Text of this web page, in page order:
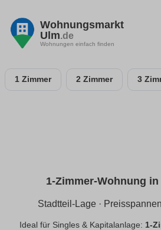
Wohnungsmarkt
Ulm.de
Wohnungen einfach finden
1 Zimmer 2 Zimmer 3
1-Zimmer-Wohnung
Stadtteil-Lage ·
Ideal für Singles & Kapitalanlage: 1-